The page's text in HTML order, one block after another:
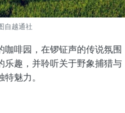
自越通社
啡园，在锣钲声的传说氛围
乐趣，并聆听关于野象捕猎与
魅力。